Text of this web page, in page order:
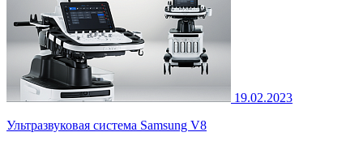
19.02.2023
Ультразвуковая система Samsung V8